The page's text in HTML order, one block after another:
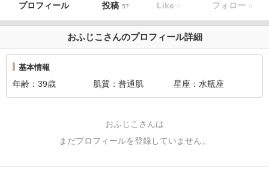
プロフィール 投稿 57 Like 0 フォロー 0
おふじこさんのプロフィール詳細
基本情報
年齢 39歳 肌質 普通肌 星座 水瓶座
おふじこさんは
まだプロフィールを登録していません。